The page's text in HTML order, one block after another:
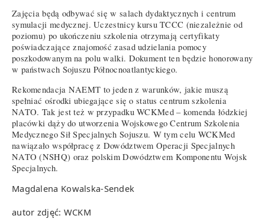
Zajęcia będą odbywać się w salach dydaktycznych i centrum
symulacji medycznej. Uczestnicy kursu TCCC (niezależnie od
poziomu) po ukończeniu szkolenia otrzymają certyfikaty
poświadczające znajomość zasad udzielania pomocy
poszkodowanym na polu walki. Dokument ten będzie honorowany
w państwach Sojuszu Północnoatlantyckiego.
Rekomendacja NAEMT to jeden z warunków, jakie muszą
spełniać ośrodki ubiegające się o status centrum szkolenia
NATO. Tak jest też w przypadku WCKMed – komenda łódzkiej
placówki dąży do utworzenia Wojskowego Centrum Szkolenia
Medycznego Sił Specjalnych Sojuszu. W tym celu WCKMed
nawiązało współpracę z Dowództwem Operacji Specjalnych
NATO (NSHQ) oraz polskim Dowództwem Komponentu Wojsk
Specjalnych.
Magdalena Kowalska-Sendek
autor zdjęć: WCKM